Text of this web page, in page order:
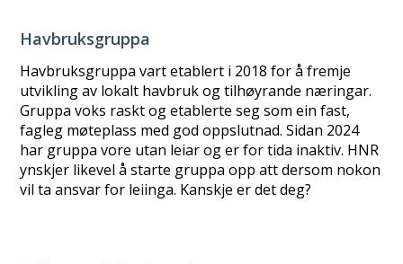
Havbruksgruppa
Havbruksgruppa vart etablert i 2018 for å fremje
utvikling av lokalt havbruk og tilhøyrande næringar.
Gruppa voks raskt og etablerte seg som ein fast,
fagleg møteplass med god oppslutnad. Sidan 2024
har gruppa vore utan leiar og er for tida inaktiv. HNR
ynskjer likevel å starte gruppa opp att dersom nokon
vil ta ansvar for leiinga. Kanskje er det deg?